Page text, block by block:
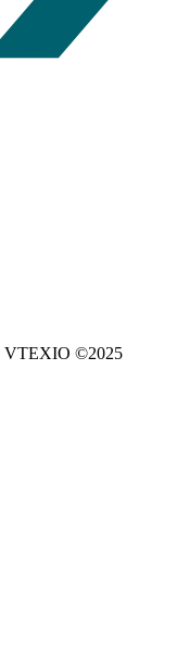
VTEXIO ©2025